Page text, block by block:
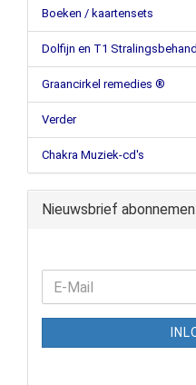
Boeken / kaartensets
Dolfijn en T1
Graancirkel remedies ®
Verder
Chakra Muziek-cd's
Nieuwsbrief